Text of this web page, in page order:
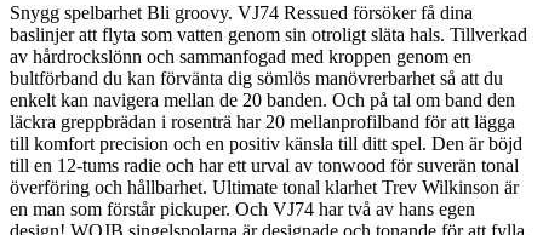
Snygg spelbarhet Bli groovy. VJ74 Ressued försöker få dina
baslinjer att flyta som vatten genom sin otroligt släta hals. Tillverkad
av hårdrockslönn och sammanfogad med kroppen genom en
bultförband du kan förvänta dig sömlös manövrerbarhet så att du
enkelt kan navigera mellan de 20 banden. Och på tal om band den
läckra greppbrädan i rosenträ har 20 mellanprofilband för att lägga
till komfort precision och en positiv känsla till ditt spel. Den är böjd
till en 12-tums radie och har ett urval av tonwood för suverän tonal
överföring och hållbarhet. Ultimate tonal klarhet Trev Wilkinson är
en man som förstår pickuper. Och VJ74 har två av hans egen
design! WOJB singelspolarna är designade och tonande för att fylla